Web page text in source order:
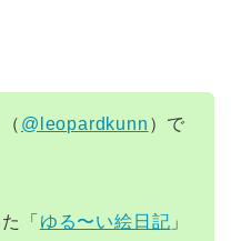
@leopardkunn ）で
「 ゆる〜い絵日記 」